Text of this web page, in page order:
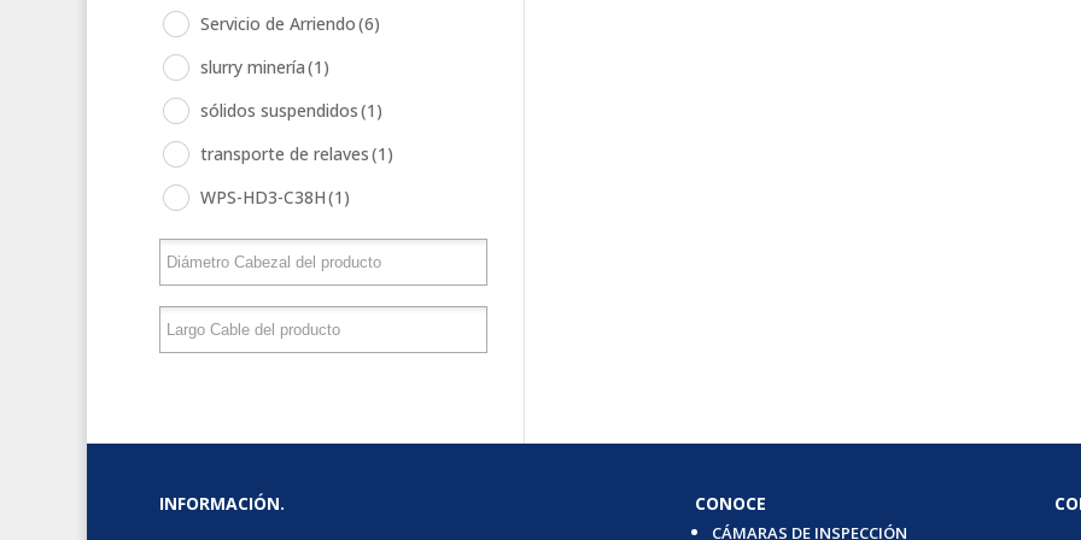
Servicio de Arriendo(6)
slurry minería(1)
sólidos suspendidos(1)
transporte de relaves(1)
WPS-HD3-C38H(1)
INFORMACIÓN.
CONOCE
CÁMARAS DE INSPECCIÓN